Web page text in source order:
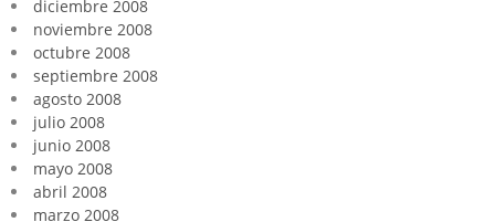
diciembre 2008
noviembre 2008
octubre 2008
septiembre 2008
agosto 2008
julio 2008
junio 2008
mayo 2008
abril 2008
marzo 2008